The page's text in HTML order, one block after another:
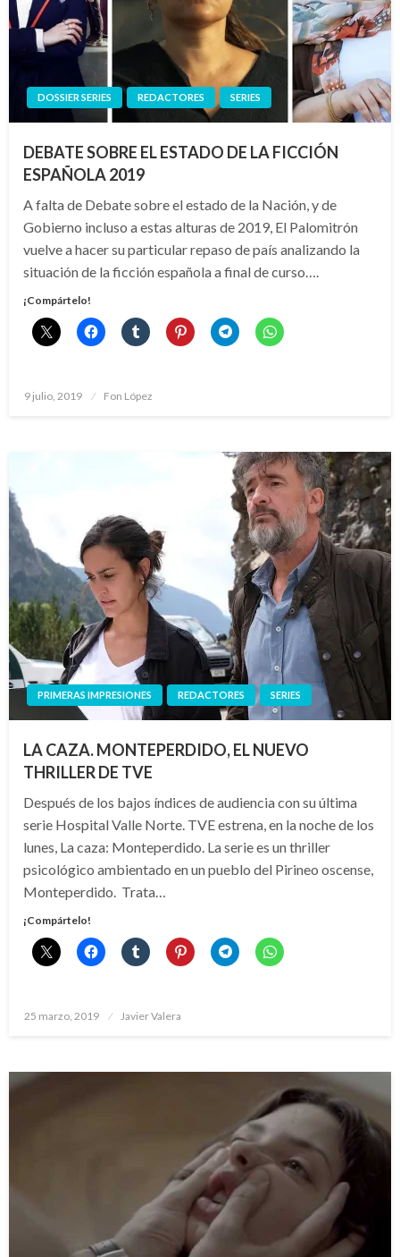
DOSSIER SERIES REDACTORES SERIES
DEBATE SOBRE EL ESTADO DE LA FICCIÓN
ESPAÑOLA 2019
A falta de Debate sobre el estado de la Nación, y de
Gobierno incluso a estas alturas de 2019, El Palomitrón
vuelve a hacer su particular repaso de país analizando la
situación de la ficción española a final de curso….
¡Compártelo!
Publicado
9 julio, 2019 Fon López
PRIMERAS IMPRESIONES REDACTORES SERIES
LA CAZA. MONTEPERDIDO, EL NUEVO
THRILLER DE TVE
Después de los bajos índices de audiencia con su última
serie Hospital Valle Norte. TVE estrena, en la noche de los
lunes, La caza: Monteperdido. La serie es un thriller
psicológico ambientado en un pueblo del Pirineo oscense,
Monteperdido. Trata…
¡Compártelo!
Publicado
25 marzo, 2019 Javier Valera